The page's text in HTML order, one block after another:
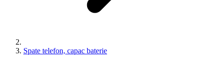
Spate telefon, capac baterie